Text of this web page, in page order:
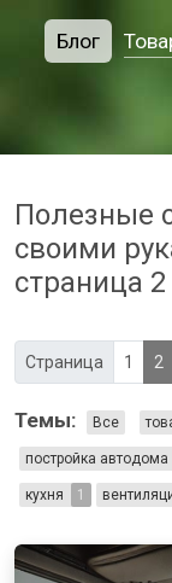
Блог
Полезные
своими
страница 2
Страница 1 2
Темы: Все
постройка автодома
кухня 1